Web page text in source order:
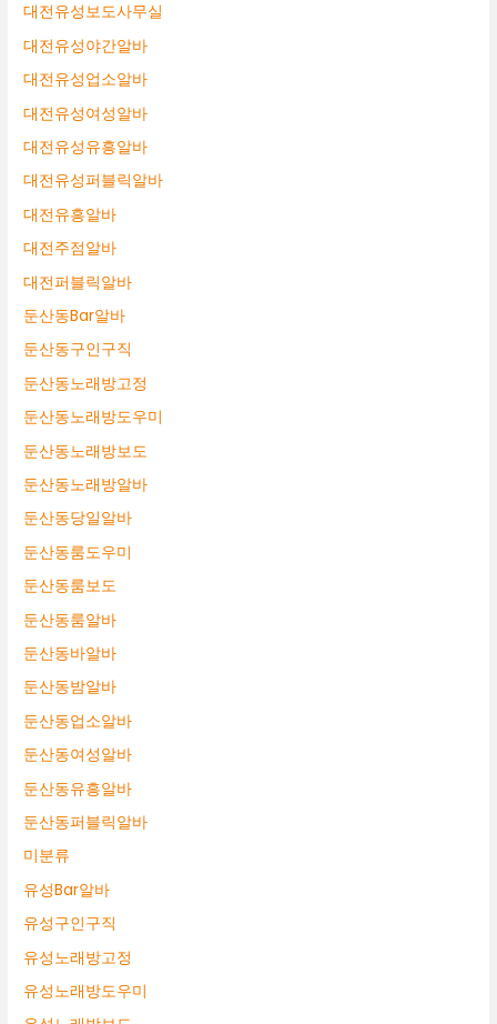
대전유성보도사무실
대전유성야간알바
대전유성업소알바
대전유성여성알바
대전유성유흥알바
대전유성퍼블릭알바
대전유흥알바
대전주점알바
대전퍼블릭알바
둔산동Bar알바
둔산동구인구직
둔산동노래방고정
둔산동노래방도우미
둔산동노래방보도
둔산동노래방알바
둔산동당일알바
둔산동룸도우미
둔산동룸보도
둔산동룸알바
둔산동바알바
둔산동밤알바
둔산동업소알바
둔산동여성알바
둔산동유흥알바
둔산동퍼블릭알바
미분류
유성Bar알바
유성구인구직
유성노래방고정
유성노래방도우미